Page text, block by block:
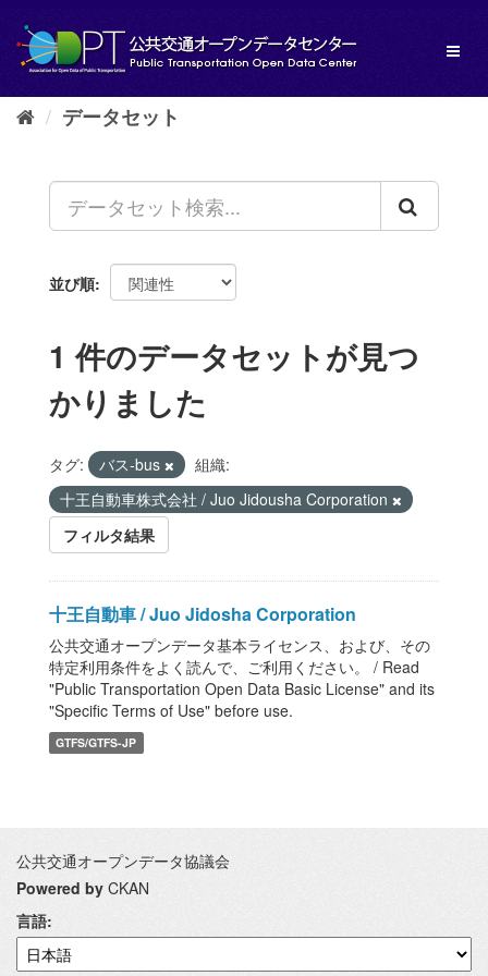
し
データセット
並び順
1 件のデータセットが見つ
かりました
タグ: バス-bus
組織:
十王自動車株式会社 / Juo Jidousha Corporation
フィルタ結果
十王自動車 / Juo Jidosha Corporation
公共交通オープンデータ基本ライセンス、および、その
特定利用条件をよく読んで、ご利用ください。 / Read
"Public Transportation Open Data Basic License" and its
"Specific Terms of Use" before use.
GTFS/GTFS-JP
公共交通オープンデータ協議会
Powered by CKAN
言語